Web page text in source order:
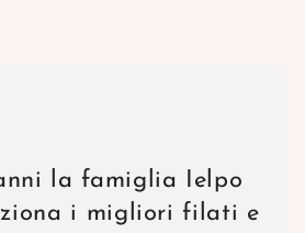
la famiglia Ielpo
i migliori filati e